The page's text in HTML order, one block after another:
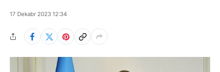
17 Dekabr 2023 12:34